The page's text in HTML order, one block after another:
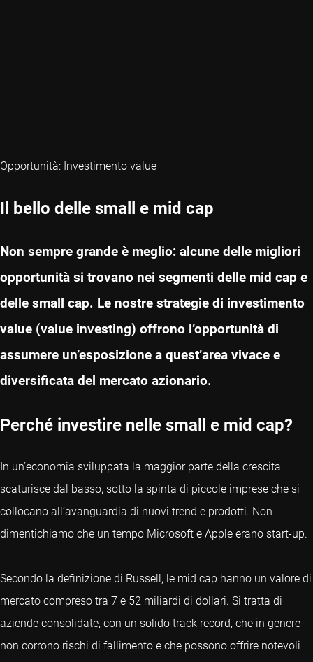
Opportunità: Investimento value
Il bello delle small e mid cap
Non sempre grande è meglio: alcune delle migliori
opportunità si trovano nei segmenti delle mid cap e
delle small cap. Le nostre strategie di investimento
value (value investing) offrono l’opportunità di
assumere un’esposizione a quest’area vivace e
diversificata del mercato azionario.
Perché investire nelle small e mid cap?
In un’economia sviluppata la maggior parte della crescita
scaturisce dal basso, sotto la spinta di piccole imprese che si
collocano all’avanguardia di nuovi trend e prodotti. Non
dimentichiamo che un tempo Microsoft e Apple erano start-up.
Secondo la definizione di Russell, le mid cap hanno un valore di
mercato compreso tra 7 e 52 miliardi di dollari. Si tratta di
aziende consolidate, con un solido track record, che in genere
non corrono rischi di fallimento e che possono offrire notevoli